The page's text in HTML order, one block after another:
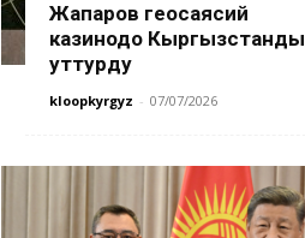
Жапаров геосаясий
казинодо Кыргызстанды
уттурду
kloopkyrgyz - 07/07/2026